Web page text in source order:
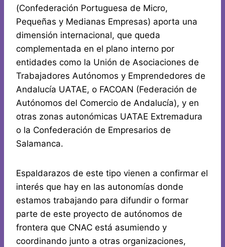
(Confederación Portuguesa de Micro,
Pequeñas y Medianas Empresas) aporta una
dimensión internacional, que queda
complementada en el plano interno por
entidades como la Unión de Asociaciones de
Trabajadores Autónomos y Emprendedores de
Andalucía UATAE, o FACOAN (Federación de
Autónomos del Comercio de Andalucía), y en
otras zonas autonómicas UATAE Extremadura
o la Confederación de Empresarios de
Salamanca.
Espaldarazos de este tipo vienen a confirmar el
interés que hay en las autonomías donde
estamos trabajando para difundir o formar
parte de este proyecto de autónomos de
frontera que CNAC está asumiendo y
coordinando junto a otras organizaciones,